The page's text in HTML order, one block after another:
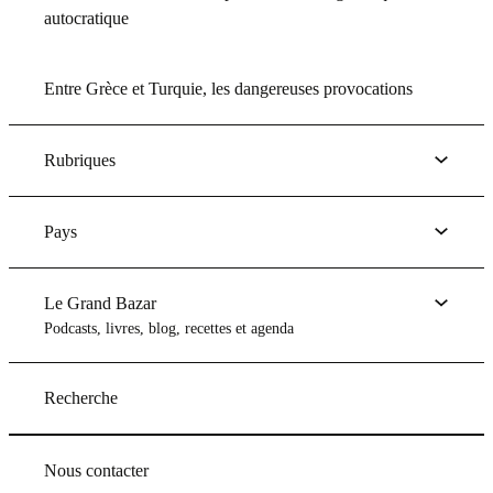
autocratique
Entre Grèce et Turquie, les dangereuses provocations
Rubriques
Pays
Le Grand Bazar
Podcasts, livres, blog, recettes et agenda
Recherche
Nous contacter